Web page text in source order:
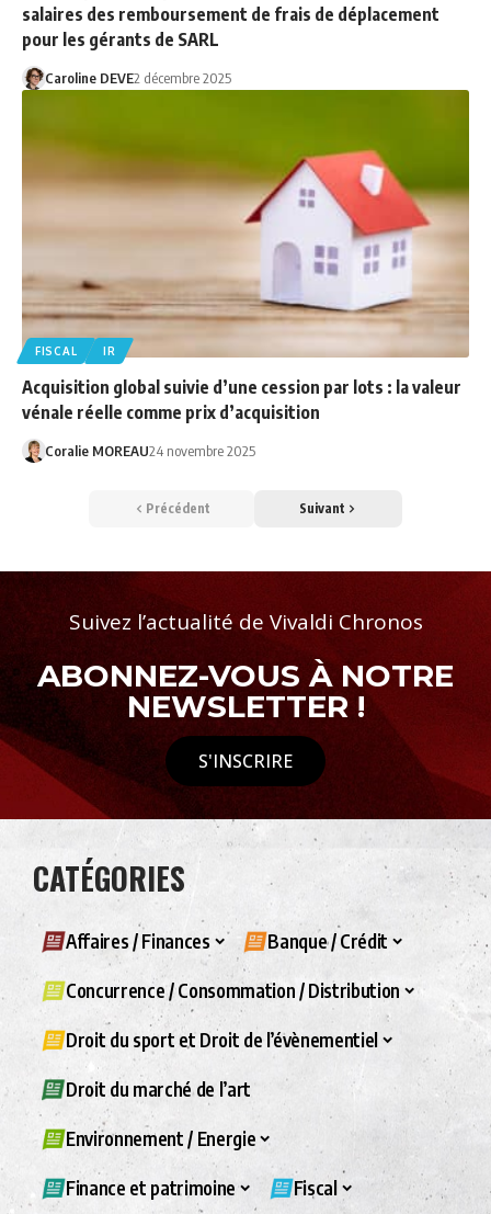
salaires des remboursement de frais de déplacement
pour les gérants de SARL
Caroline DEVE2 décembre 2025
FISCAL IR
Acquisition global suivie d’une cession par lots : la valeur
vénale réelle comme prix d’acquisition
Coralie MOREAU24 novembre 2025
Précédent Suivant
Suivez l’actualité de Vivaldi Chronos
ABONNEZ-VOUS À NOTRE
NEWSLETTER !
S'INSCRIRE
CATÉGORIES
Affaires / Finances Banque / Crédit
Concurrence / Consommation / Distribution
Droit du sport et Droit de l’évènementiel
Droit du marché de l’art
Environnement / Energie
Finance et patrimoine Fiscal